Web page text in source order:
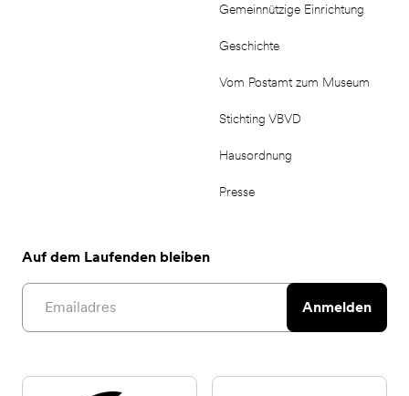
Gemeinnützige Einrichtung
Geschichte
Vom Postamt zum Museum
Stichting VBVD
Hausordnung
Presse
Auf dem Laufenden bleiben
Email address
Anmelden